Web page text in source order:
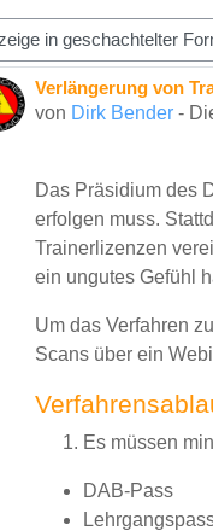
Verlängerung von
von Dirk Bender -
Anzahl Antworten: 0
Das Präsidium des
erfolgen muss.
Trainerlizenzen
ein ungutes Gefühl
Um das Verfahren
Scans über ein
Es müssen
DAB-Pass